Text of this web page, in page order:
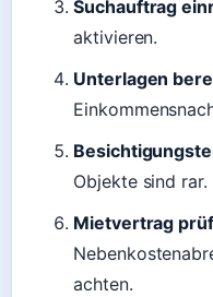
Suchauftrag
aktivieren.
Unterlagen
Objekte sind rar.
Mietvertrag
achten.